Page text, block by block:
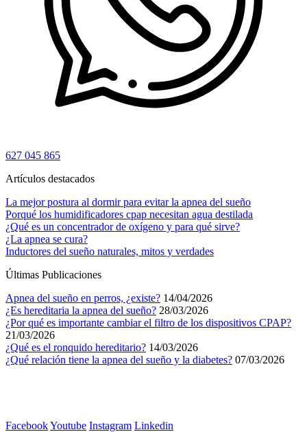
627 045 865
Artículos destacados
La mejor postura al dormir para evitar la apnea del sueño
Porqué los humidificadores cpap necesitan agua destilada
¿Qué es un concentrador de oxígeno y para qué sirve?
¿La apnea se cura?
Inductores del sueño naturales, mitos y verdades
Últimas Publicaciones
Apnea del sueño en perros, ¿existe? 14/04/2026
¿Es hereditaria la apnea del sueño? 28/03/2026
¿Por qué es importante cambiar el filtro de los dispositivos CPAP?
21/03/2026
¿Qué es el ronquido hereditario? 14/03/2026
¿Qué relación tiene la apnea del sueño y la diabetes? 07/03/2026
FacebookYoutube Instagram Linkedin